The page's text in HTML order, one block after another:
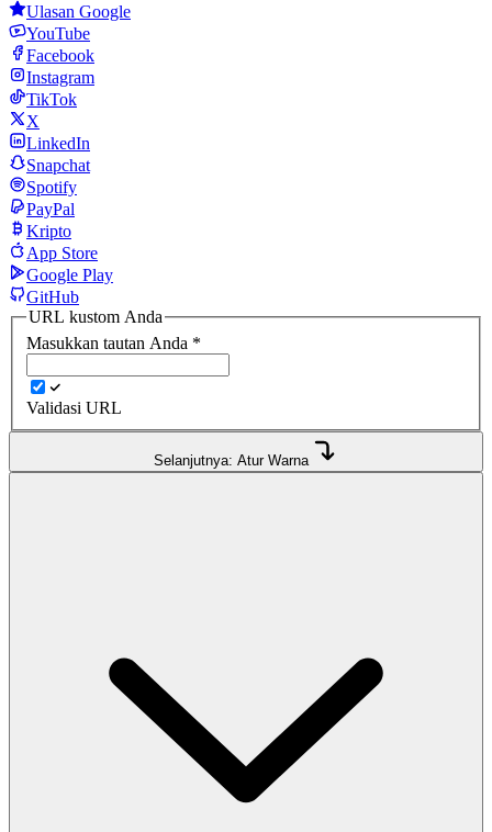
Ulasan Google
YouTube
Facebook
Instagram
TikTok
X
LinkedIn
Snapchat
Spotify
PayPal
Kripto
App Store
Google Play
GitHub
URL kustom Anda
Masukkan tautan Anda *
Validasi URL
Selanjutnya: Atur Warna